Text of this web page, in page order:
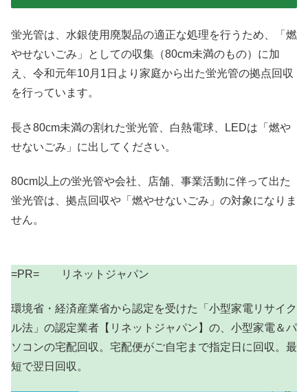
蛍光管は、水銀使用廃製品の適正な処理を行うため、「燃
やせないごみ」としての収集（80cm未満のもの）に加
え、令和元年10月1日より家庭から出た蛍光管の拠点回収
を行っています。
長さ80cm未満の割れた蛍光管、白熱電球、LEDは「燃や
せないごみ」に出してください。
80cm以上の蛍光管や会社、店舗、事業活動に伴って出た
蛍光管は、拠点回収や「燃やせないごみ」の対象になりま
せん。
=PR= リネットジャパン
環境省・経済産業省から認定を受けた「小型家電リサイク
ル法」の認定業者【リネットジャパン】の、小型家電＆パ
ソコンの宅配回収。宅配便がご自宅まで指定日に回収。最
短で翌日回収。